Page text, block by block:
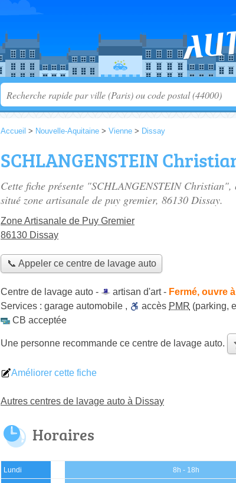
Accueil > Nouvelle-Aquitaine > Vienne > Dissay
SCHLANGENSTEIN
Cette fiche présente "SCHLANGENSTEIN Christian",
situé zone artisanale de puy gremier, 86130 Dissay.
Zone Artisanale de Puy Gremier
86130 Dissay
📞 Appeler ce centre de lavage auto
Centre de lavage auto - artisan d'art- Fermé, ouvre
Services : garage automobile , accès PMR (parking,
CB acceptée
Une personne recommande ce centre de lavage auto.
Améliorer cette fiche
Autres centres de lavage auto à Dissay
Horaires
Lundi 8h - 18h